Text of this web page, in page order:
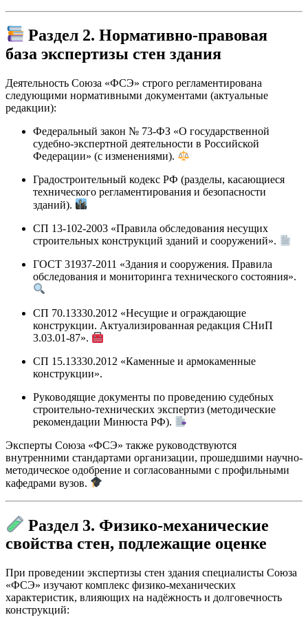
Раздел 2. Нормативно-правовая
база экспертизы стен здания
Деятельность Союза «ФСЭ» строго регламентирована
следующими нормативными документами (актуальные
редакции):
Федеральный закон № 73-ФЗ «О государственной
судебно-экспертной деятельности в Российской
Федерации» (с изменениями).
Градостроительный кодекс РФ (разделы, касающиеся
технического регламентирования и безопасности
зданий).
СП 13-102-2003 «Правила обследования несущих
строительных конструкций зданий и сооружений».
ГОСТ 31937-2011 «Здания и сооружения. Правила
обследования и мониторинга технического состояния».
СП 70.13330.2012 «Несущие и ограждающие
конструкции. Актуализированная редакция СНиП
3.03.01-87».
СП 15.13330.2012 «Каменные и армокаменные
конструкции».
Руководящие документы по проведению судебных
строительно-технических экспертиз (методические
рекомендации Минюста РФ).
Эксперты Союза «ФСЭ» также руководствуются
внутренними стандартами организации, прошедшими научно-
методическое одобрение и согласованными с профильными
кафедрами вузов.
Раздел 3. Физико-механические
свойства стен, подлежащие оценке
При проведении экспертизы стен здания специалисты Союза
«ФСЭ» изучают комплекс физико-механических
характеристик, влияющих на надёжность и долговечность
конструкций: